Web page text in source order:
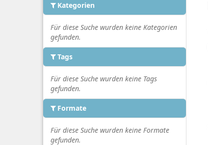
Kategorien
Für diese Suche wurden keine Kategorien
gefunden.
Tags
Für diese Suche wurden keine Tags
gefunden.
Formate
Für diese Suche wurden keine Formate
gefunden.